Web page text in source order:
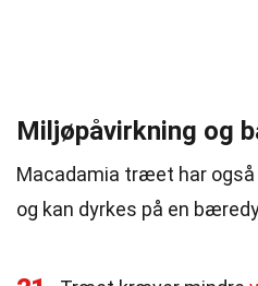
Miljøpåvirkning og
Macadamia træet har
og kan dyrkes på en